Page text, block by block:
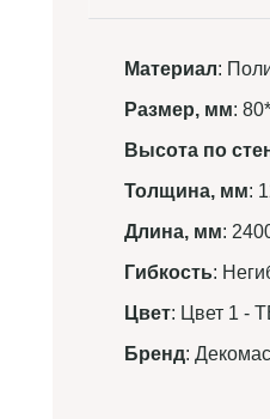
Материал:
Размер, мм:
Высота по
Толщина, мм:
Длина, мм:
Гибкость:
Цвет: Цвет 1
Бренд: